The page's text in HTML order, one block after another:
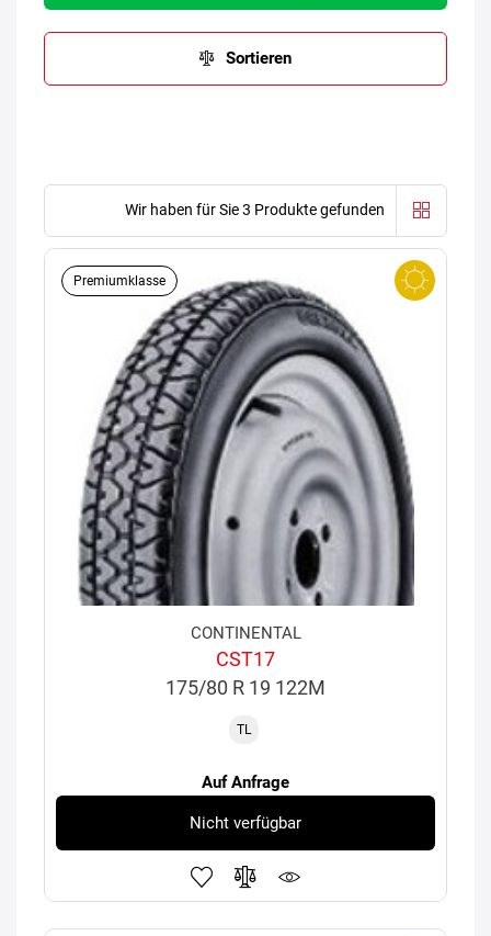
Sortieren
Wir haben für Sie 3 Produkte gefunden
Premiumklasse
CONTINENTAL
CST17
175/80 R 19 122M
TL
Auf Anfrage
Nicht verfügbar